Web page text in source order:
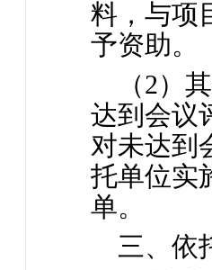
料，与项
予资助。
（2）
达到会议
对未达到
托单位实
单。
三、依